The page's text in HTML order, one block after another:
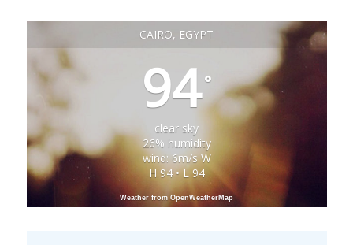
CAIRO, EGYPT
94°
clear sky
26% humidity
wind: 6m/s W
H 94 • L 94
Weather from OpenWeatherMap